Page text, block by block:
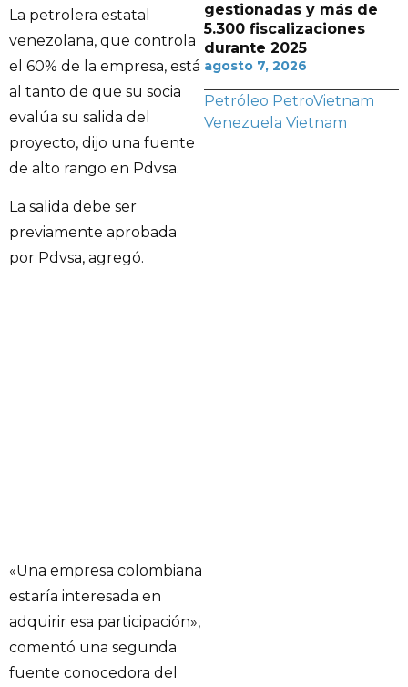
La petrolera estatal
venezolana, que controla
el 60% de la empresa, está
al tanto de que su socia
evalúa su salida del
proyecto, dijo una fuente
de alto rango en Pdvsa.
La salida debe ser
previamente aprobada
por Pdvsa, agregó.
«Una empresa colombiana
estaría interesada en
adquirir esa participación»,
comentó una segunda
fuente conocedora del
gestionadas y más de
5.300 fiscalizaciones
durante 2025
agosto 7, 2026
Petróleo PetroVietnam
Venezuela Vietnam